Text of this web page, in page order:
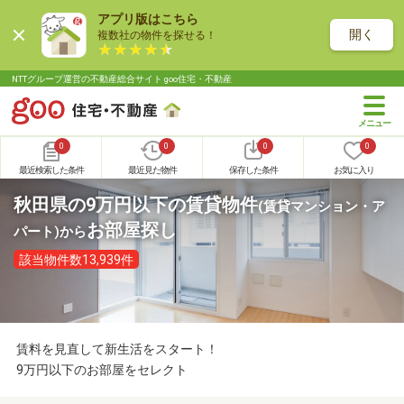
アプリ版はこちら
複数社の物件を探せる！ 開く
NTTグループ運営の不動産総合サイト goo住宅・不動産
0
最近検索した条件
0
最近見た物件
0
保存した条件
0
お気に入り
秋田県の9万円以下の賃貸物件(賃貸マンション・ア
パート)からお部屋探し
該当物件数13,939件
賃料を見直して新生活をスタート！
9万円以下のお部屋をセレクト